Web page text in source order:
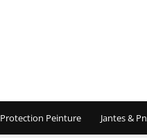
Protection Peinture Jantes &